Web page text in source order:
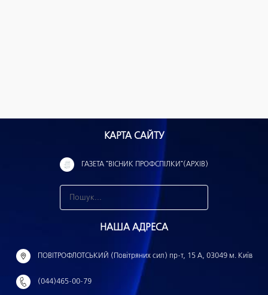
КАРТА САЙТУ
ГАЗЕТА "ВІСНИК ПРОФСПІЛКИ"(АРХІВ)
н
й
НАША АДРЕСА
ПОВІТРОФЛОТСЬКИЙ (Повітряних сил) пр-т, 15 А, 03049 м. Київ
(044)465-00-79